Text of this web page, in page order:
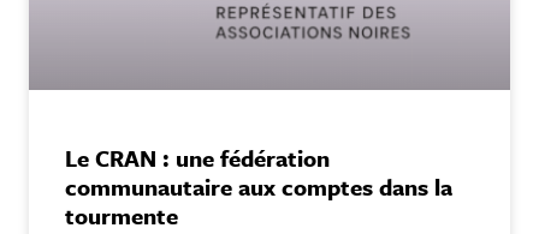
Le CRAN : une fédération
communautaire aux comptes dans la
tourmente